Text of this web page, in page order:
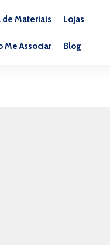
de Materiais Lojas
Me Associar Blog